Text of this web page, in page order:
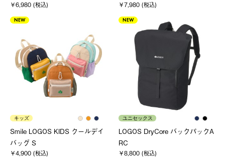
￥6,980 (税込) ￥7,980 (税込)
NEW
キッズ
Smile LOGOS KIDS クールデイ
バッグ S
￥4,900 (税込)
NEW
ユニセックス
LOGOS DryCore バックパックA
RC
￥8,800 (税込)